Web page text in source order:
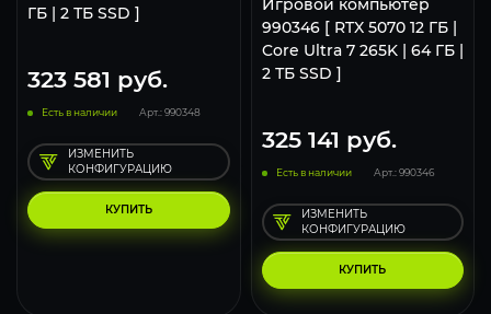
ГБ | 2 ТБ SSD ]
323 581 руб.
Есть в наличии Арт.: 990348
КУПИТЬ
ИЗМЕНИТЬ
КОНФИГУРАЦИЮ
Игровой компьютер
990346 [ RTX 5070 12 ГБ |
Core Ultra 7 265K | 64 ГБ |
2 ТБ SSD ]
325 141 руб.
Есть в наличии Арт.: 990346
КУПИТЬ
ИЗМЕНИТЬ
КОНФИГУРАЦИЮ